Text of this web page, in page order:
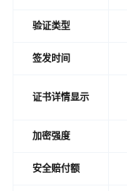
验证类型
签发时间
证书详情显示
加密强度
安全赔付额